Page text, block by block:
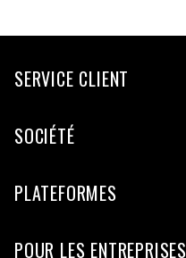
SERVICE CLIENT
SOCIÉTÉ
PLATEFORMES
POUR LES ENTREPRISES